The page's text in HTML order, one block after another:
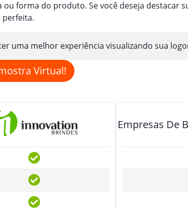
forma do produto. Se você deseja destacar
perfeita.
uma melhor experiência visualizando sua
Virtual!
Empresas De